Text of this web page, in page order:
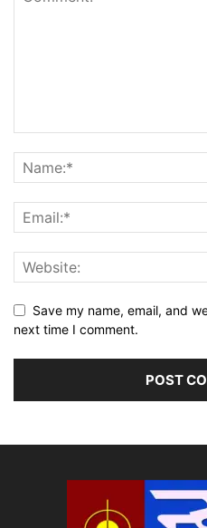
Save my name, email, and
next time I comment.